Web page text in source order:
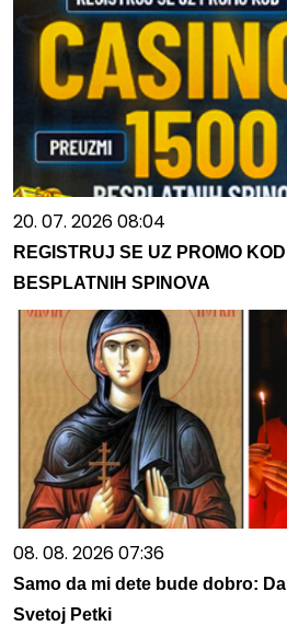
20. 07. 2026 08:04
REGISTRUJ SE UZ PROMO
BESPLATNIH SPINOVA
08. 08. 2026 07:36
Samo da mi dete bude dobro:
Svetoj Petki